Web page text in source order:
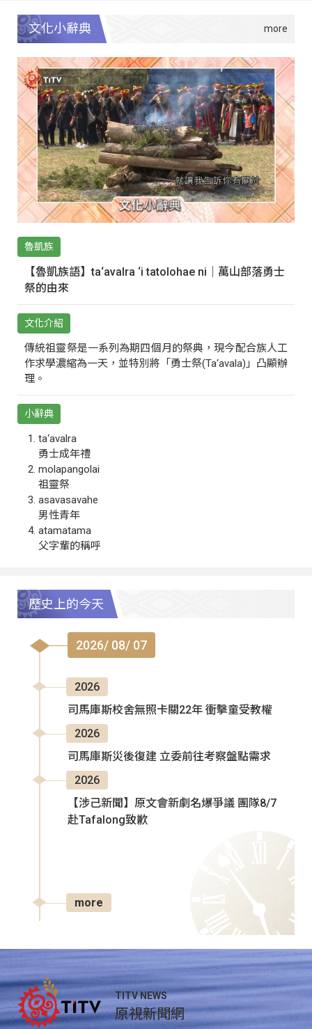
文化小辭典
魯凱族
【魯凱族語】ta‘avalra ‘i tatolohae ni｜萬山部落勇士
祭的由來
文化介紹
傳統祖靈祭是一系列為期四個月的祭典，現今配合族人工
作求學濃縮為一天，並特別將「勇士祭(Ta‘avala)」凸顯辦
理。
小辭典
ta‘avalra
勇士成年禮
molapangolai
祖靈祭
asavasavahe
男性青年
atamatama
父字輩的稱呼
歷史上的今天
2026/ 08/ 07
2026
司馬庫斯校舍無照卡關22年 衝擊童受教權
2026
司馬庫斯災後復建 立委前往考察盤點需求
2026
【涉己新聞】原文會新劇名爆爭議 團隊8/7
赴Tafalong致歉
more
TITV NEWS
原視新聞網